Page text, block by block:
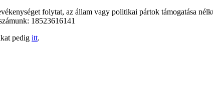
folytat, az állam vagy politikai pártok támogatása
18523616141
pedig itt.